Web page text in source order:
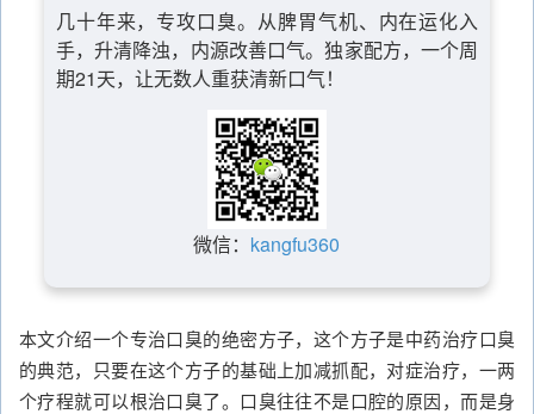
几十年来，专攻口臭。从脾胃气机、内在运化入
手，升清降浊，内源改善口气。独家配方，一个周
期21天，让无数人重获清新口气！
微信： kangfu360
本文介绍一个专治口臭的绝密方子，这个方子是中药治疗口臭
的典范，只要在这个方子的基础上加减抓配，对症治疗，一两
个疗程就可以根治口臭了。口臭往往不是口腔的原因，而是身